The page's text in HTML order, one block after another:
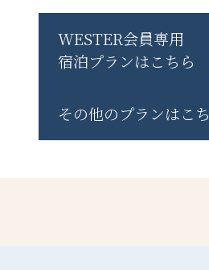
WESTER会員専用
宿泊プランはこちら
その他のプランはこ